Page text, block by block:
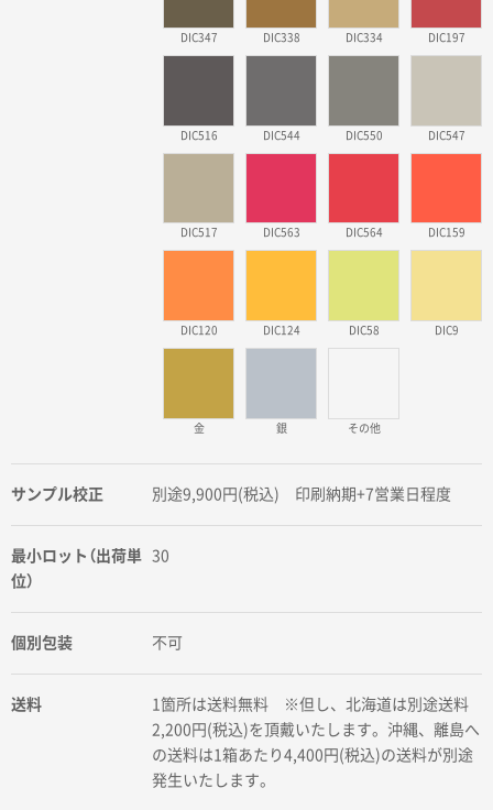
DIC347 DIC338 DIC334 DIC197
DIC516 DIC544 DIC550 DIC547
DIC517 DIC563 DIC564 DIC159
DIC120 DIC124 DIC58 DIC9
金 銀 その他
サンプル校正 別途9,900円(税込) 印刷納期+7営業日程度
最小ロット（出荷単
位）
30
個別包装 不可
送料
1箇所は送料無料 ※但し、北海道は別途送料
2,200円(税込)を頂戴いたします。沖縄、離島へ
の送料は1箱あたり4,400円(税込)の送料が別途
発生いたします。